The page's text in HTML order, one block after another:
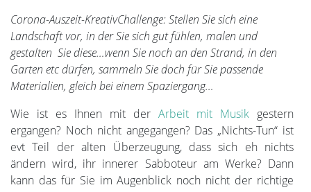
Corona-Auszeit-KreativChallenge: Stellen Sie sich eine
Landschaft vor, in der Sie sich gut fühlen, malen und
gestalten Sie diese…wenn Sie noch an den Strand, in den
Garten etc dürfen, sammeln Sie doch für Sie passende
Materialien, gleich bei einem Spaziergang…
Wie ist es Ihnen mit der Arbeit mit Musik gestern
ergangen? Noch nicht angegangen? Das „Nichts-Tun“ ist
evt Teil der alten Überzeugung, dass sich eh nichts
ändern wird, ihr innerer Sabboteur am Werke? Dann
kann das für Sie im Augenblick noch nicht der richtige